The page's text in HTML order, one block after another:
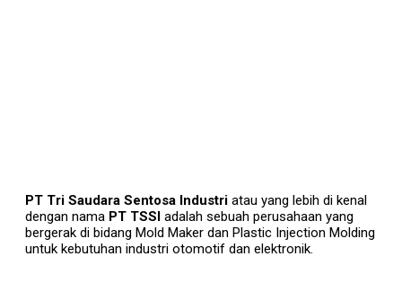
PT Tri Saudara Sentosa Industri atau yang lebih di kenal
dengan nama PT TSSI adalah sebuah perusahaan yang
bergerak di bidang Mold Maker dan Plastic Injection Molding
untuk kebutuhan industri otomotif dan elektronik.